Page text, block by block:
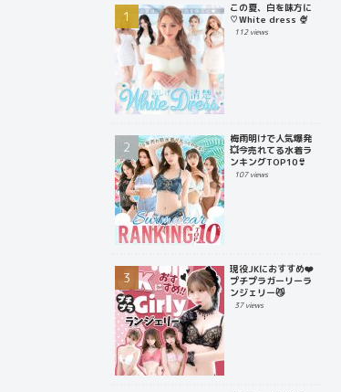
この夏、白を味方に
♡White dress 🍨
112 views
梅雨明けで人気爆発
💥今売れてる水着ラ
ンキングTOP10👙
107 views
現役JKにおすすめ❤️
プチプラガーリーラ
ンジェリー😼
37 views